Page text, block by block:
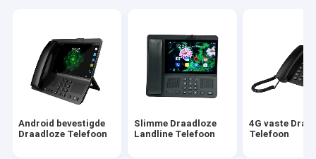
Vaste Draadloze Telefoon met Hotspot
4G de Router van WIFI LTE
Android bevestigde
Draadloze Telefoon
Slimme Draadloze
Landline Telefoon
4G vaste
Telefoon